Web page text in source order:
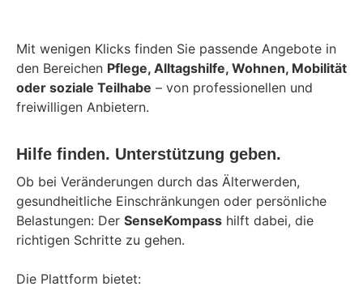
Mit wenigen Klicks finden Sie passende Angebote in
den Bereichen Pflege, Alltagshilfe, Wohnen, Mobilität
oder soziale Teilhabe – von professionellen und
freiwilligen Anbietern.
Hilfe finden. Unterstützung geben.
Ob bei Veränderungen durch das Älterwerden,
gesundheitliche Einschränkungen oder persönliche
Belastungen: Der SenseKompass hilft dabei, die
richtigen Schritte zu gehen.
Die Plattform bietet: